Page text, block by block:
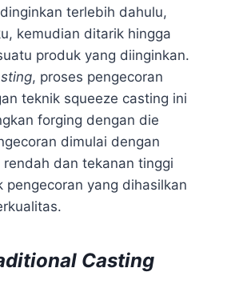
terlebih dahulu,
kemudian ditarik hingga
produk yang diinginkan.
, proses pengecoran
teknik squeeze casting ini
forging dengan die
dimulai dengan
dan tekanan tinggi
pengecoran yang dihasilkan
Casting